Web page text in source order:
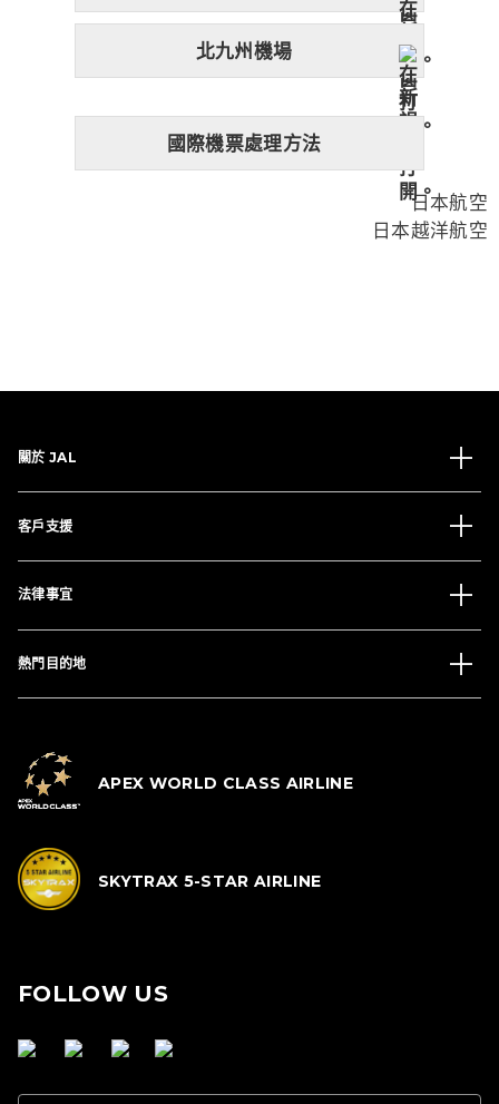
北九州機場
國際機票處理方法
日本航空
日本越洋航空
關於 JAL
客戶支援
法律事宜
熱門目的地
APEX WORLD CLASS AIRLINE
SKYTRAX 5-STAR AIRLINE
FOLLOW US